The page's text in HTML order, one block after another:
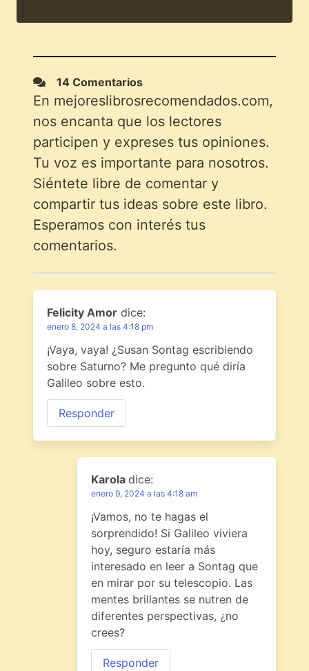
14 Comentarios
En mejoreslibrosrecomendados.com,
nos encanta que los lectores
participen y expreses tus opiniones.
Tu voz es importante para nosotros.
Siéntete libre de comentar y
compartir tus ideas sobre este libro.
Esperamos con interés tus
comentarios.
Felicity Amor dice:
enero 8, 2024 a las 4:18 pm
¡Vaya, vaya! ¿Susan Sontag escribiendo
sobre Saturno? Me pregunto qué diría
Galileo sobre esto.
Responder
Karola dice:
enero 9, 2024 a las 4:18 am
¡Vamos, no te hagas el
sorprendido! Si Galileo viviera
hoy, seguro estaría más
interesado en leer a Sontag que
en mirar por su telescopio. Las
mentes brillantes se nutren de
diferentes perspectivas, ¿no
crees?
Responder